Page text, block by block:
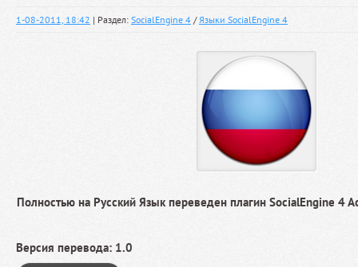
1-08-2011, 18:42 | Раздел: SocialEngine 4 /Языки SocialEngine 4
Полностью на Русский Язык переведен плагин SocialEngine 4
Версия перевода: 1.0